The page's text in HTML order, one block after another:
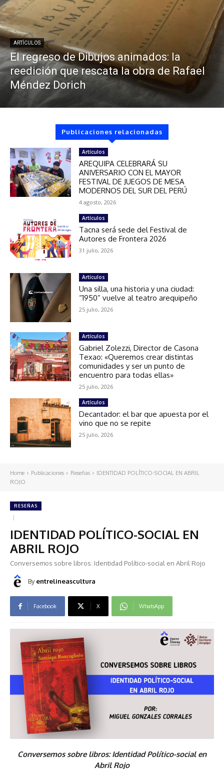
ARTÍCULOS
El regreso de Dibujos animados: la
reedición que rescata la obra de Rafael
Méndez Dorich
Publicaciones relacionadas
Artículos
AREQUIPA CELEBRARÁ SU
ANIVERSARIO CON EL MAYOR
FESTIVAL DE JUEGOS DE MESA
MODERNOS DEL SUR DEL PERÚ
4 agosto, 2026
Artículos
Tacna será sede del Festival de
Autores de Frontera 2026
31 julio, 2026
Artículos
Una silla, una historia y una ciudad:
“1950” vuelve al teatro arequipeño
25 julio, 2026
Artículos
Gabriel Zolezzi, Director de Casona
Texao: «Queremos crear distintas
comunidades y ser un punto de
encuentro para todas ellas»
25 julio, 2026
Artículos
Decantador: el bar que apuesta por el
vino que no se repite
25 julio, 2026